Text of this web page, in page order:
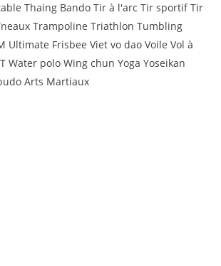
Thaing Bando Tir à l'arc Tir sportif Tir
Trampoline Triathlon Tumbling
Ultimate Frisbee Viet vo dao Voile Vol à
Water polo Wing chun Yoga Yoseikan
Arts Martiaux